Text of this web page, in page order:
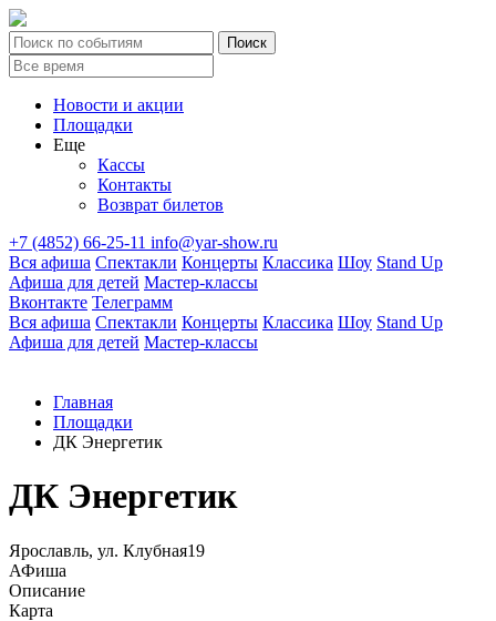
Новости и акции
Площадки
Еще
Кассы
Контакты
Возврат билетов
+7 (4852) 66-25-11 info@yar-show.ru
Вся афиша Спектакли Концерты Классика Шоу Stand Up
Афиша для детей Мастер-классы
Вконтакте Телеграмм
Вся афиша Спектакли Концерты Классика Шоу Stand Up
Афиша для детей Мастер-классы
Главная
Площадки
ДК Энергетик
ДК Энергетик
Ярославль, ул. Клубная19
АФиша
Описание
Карта